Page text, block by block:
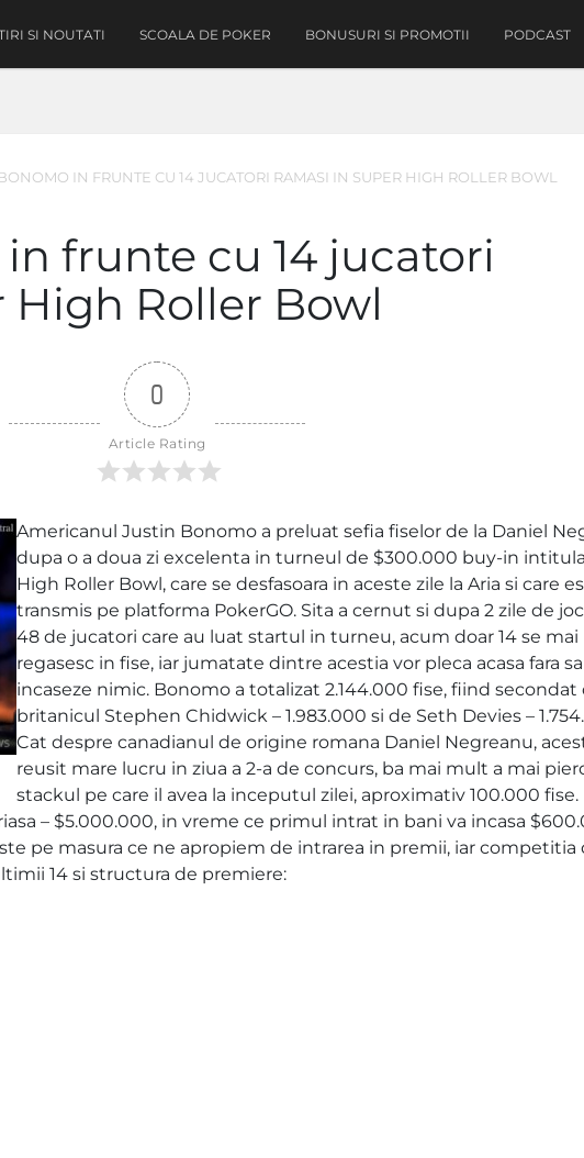
SI NOUTATI SCOALA DE POKER BONUSURI SI PROMOTII PODCAST
IN FRUNTE CU 14 JUCATORI RAMASI IN SUPER HIGH ROLLER BOWL
frunte cu 14 jucatori
High Roller Bowl
0
Article Rating
Americanul Justin Bonomo a preluat sefia fiselor de la Daniel
dupa o a doua zi excelenta in turneul de $300.000 buy-in
High Roller Bowl, care se desfasoara in aceste zile la Aria si care
transmis pe platforma PokerGO. Sita a cernut si dupa 2 zile de
48 de jucatori care au luat startul in turneu, acum doar 14 se mai
regasesc in fise, iar jumatate dintre acestia vor pleca acasa fara sa
incaseze nimic. Bonomo a totalizat 2.144.000 fise, fiind secondat
britanicul Stephen Chidwick – 1.983.000 si de Seth Devies –
Cat despre canadianul de origine romana Daniel Negreanu,
reusit mare lucru in ziua a 2-a de concurs, ba mai mult a mai
stackul pe care il avea la inceputul zilei, aproximativ 100.000 fise.
– $5.000.000, in vreme ce primul intrat in bani va incasa
pe masura ce ne apropiem de intrarea in premii, iar competitia
14 si structura de premiere: